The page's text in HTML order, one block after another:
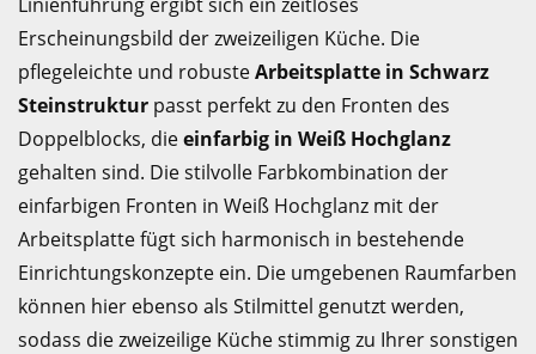
Erscheinungsbild der zweizeiligen Küche. Die
pflegeleichte und robusteArbeitsplatte in Schwarz
Steinstruktur passt perfekt zu den Fronten des
Doppelblocks, dieeinfarbig in Weiß Hochglanz
gehalten sind. Die stilvolle Farbkombination der
einfarbigen Fronten in Weiß Hochglanz mit der
Arbeitsplatte fügt sich harmonisch in bestehende
Einrichtungskonzepte ein. Die umgebenen Raumfarben
können hier ebenso als Stilmittel genutzt werden,
sodass die zweizeilige Küche stimmig zu Ihrer sonstigen